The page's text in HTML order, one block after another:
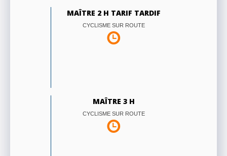
MAÎTRE 2 H TARIF TARDIF
CYCLISME SUR ROUTE
MAÎTRE 3 H
CYCLISME SUR ROUTE